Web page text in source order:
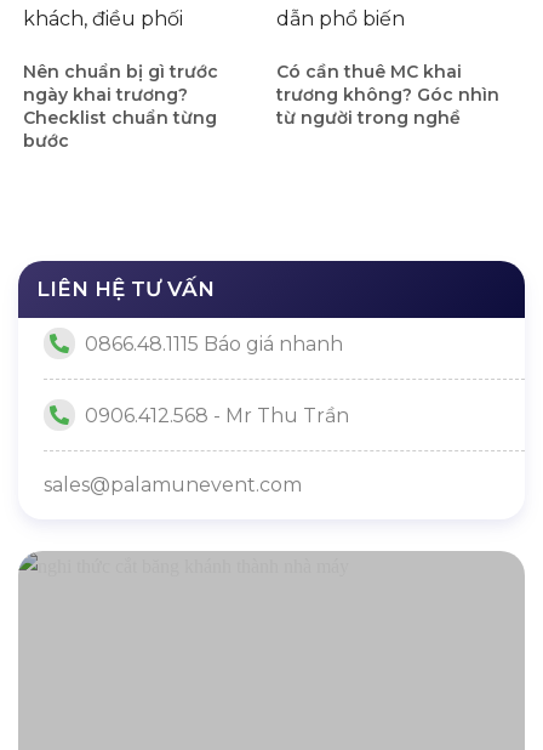
Nên chuẩn bị gì trước
ngày khai trương?
Checklist chuẩn từng
bước
Có cần thuê MC khai
trương không? Góc nhìn
từ người trong nghề
LIÊN HỆ TƯ VẤN
0866.48.1115 Báo giá nhanh
0906.412.568 - Mr Thu Trần
sales@palamunevent.com